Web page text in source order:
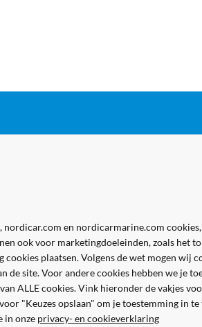
en nordicarmarine.com
ook voor marketingdoeleinden, zoals het
plaatsen. Volgens de wet mogen wij
de site. Voor andere cookies hebben we je
ALLE cookies. Vink hieronder de vakjes
"Keuzes opslaan" om je toestemming in
in onze privacy- en cookieverklaring